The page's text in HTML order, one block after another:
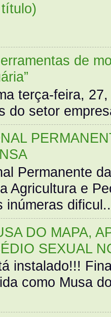
de
terça-feira,
do setor
Permanente
Agricultura e
inúmeras
DO MAPA,
SEXUAL
instalado!!!
como Musa